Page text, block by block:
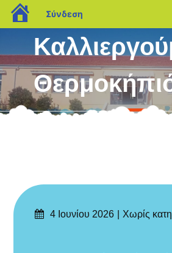
blogs.sch.gr
Σύνδεση
περιεχόμενο
Δημοσιεύτηκε
4 Ιουνίου 2026 Categories
Χωρίς